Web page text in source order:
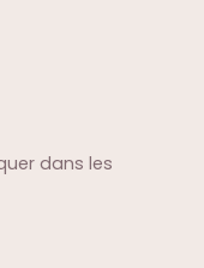
dans les